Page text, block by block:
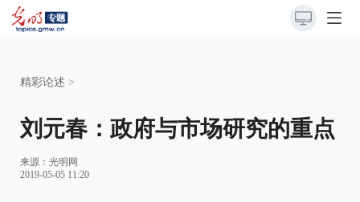
精彩论述 >
刘元春：政府与市场研究的重点
来源： 光明网
2019-05-05 11:20